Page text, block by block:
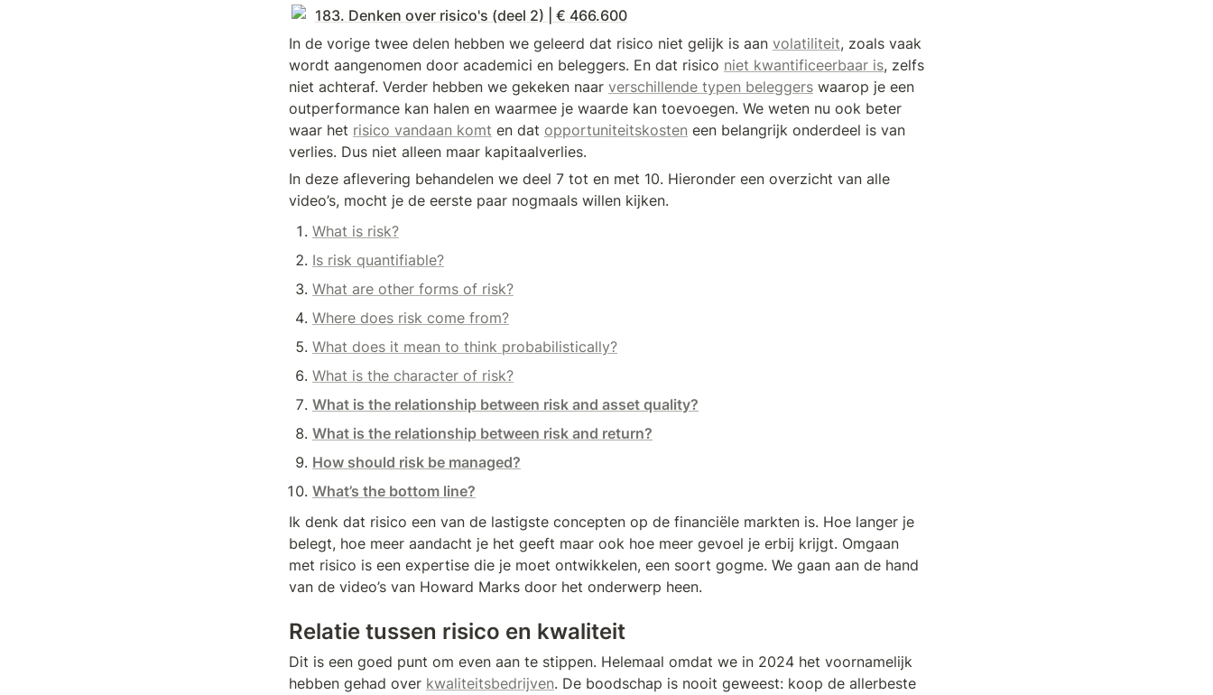
183. Denken over risico's (deel 2) | € 466.600
In de vorige twee delen hebben we geleerd dat risico niet gelijk is aan volatiliteit, zoals vaak
wordt aangenomen door academici en beleggers. En dat risico niet kwantificeerbaar is, zelfs
niet achteraf. Verder hebben we gekeken naar verschillende typen beleggers waarop je een
outperformance kan halen en waarmee je waarde kan toevoegen. We weten nu ook beter
waar het risico vandaan komt en dat opportuniteitskosten een belangrijk onderdeel is van
verlies. Dus niet alleen maar kapitaalverlies.
In deze aflevering behandelen we deel 7 tot en met 10. Hieronder een overzicht van alle
video’s, mocht je de eerste paar nogmaals willen kijken.
What is risk?
Is risk quantifiable?
What are other forms of risk?
Where does risk come from?
What does it mean to think probabilistically?
What is the character of risk?
What is the relationship between risk and asset quality?
What is the relationship between risk and return?
How should risk be managed?
What’s the bottom line?
Ik denk dat risico een van de lastigste concepten op de financiële markten is. Hoe langer je
belegt, hoe meer aandacht je het geeft maar ook hoe meer gevoel je erbij krijgt. Omgaan
met risico is een expertise die je moet ontwikkelen, een soort gogme. We gaan aan de hand
van de video’s van Howard Marks door het onderwerp heen.
Relatie tussen risico en kwaliteit
Dit is een goed punt om even aan te stippen. Helemaal omdat we in 2024 het voornamelijk
hebben gehad over kwaliteitsbedrijven. De boodschap is nooit geweest: koop de allerbeste